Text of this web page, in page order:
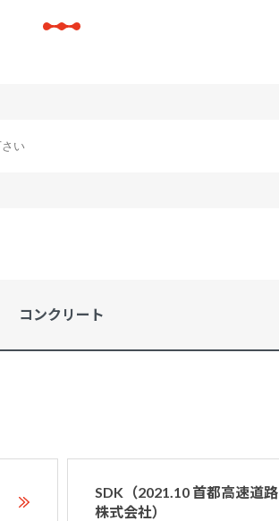
コンクリート
SDK（2021.10 首都高速道路
株式会社）